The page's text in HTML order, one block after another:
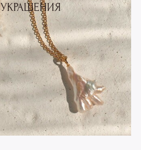
УКРАШЕНИЯ